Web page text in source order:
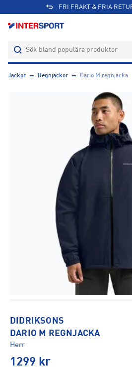
FRI FRAKT & FRIA
Jackor Regnjackor Dario M regnjacka
DIDRIKSONS
DARIO M REGNJACKA
Herr
1299 kr